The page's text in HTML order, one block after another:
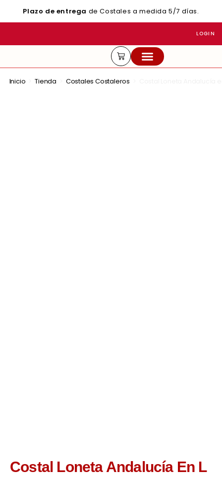
Plazo de entrega de Costales a medida 5/7 días.
LOGIN
Inicio Tienda Costales Costaleros
Costal Loneta Andalucía En L